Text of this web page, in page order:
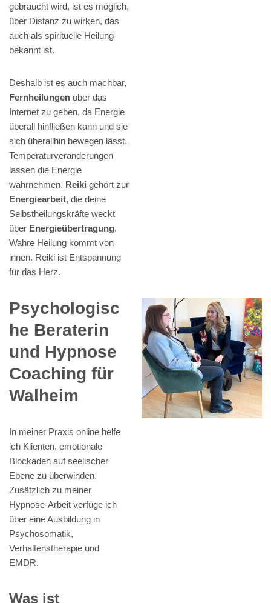
gebraucht wird, ist es möglich,
über Distanz zu wirken, das
auch als spirituelle Heilung
bekannt ist.
Deshalb ist es auch machbar,
Fernheilungen über das
Internet zu geben, da Energie
überall hinfließen kann und sie
sich überallhin bewegen lässt.
Temperaturveränderungen
lassen die Energie
wahrnehmen. Reiki gehört zur
Energiearbeit, die deine
Selbstheilungskräfte weckt
über Energieübertragung.
Wahre Heilung kommt von
innen. Reiki ist Entspannung
für das Herz.
Psychologisc
he Beraterin
und Hypnose
Coaching für
Walheim
In meiner Praxis online helfe
ich Klienten, emotionale
Blockaden auf seelischer
Ebene zu überwinden.
Zusätzlich zu meiner
Hypnose-Arbeit verfüge ich
über eine Ausbildung in
Psychosomatik,
Verhaltenstherapie und
EMDR.
Was ist